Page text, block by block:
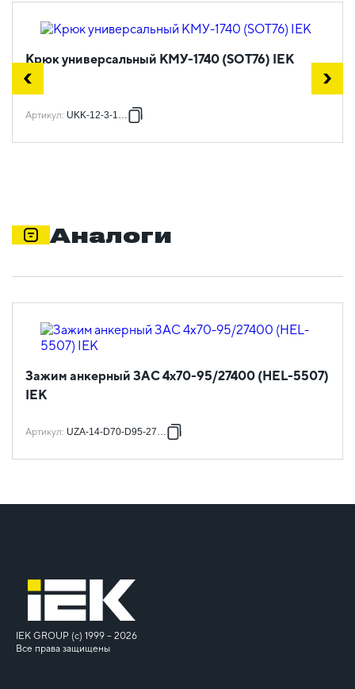
Крюк универсальный КМУ-1740 (SOT76) IEK
Артикул: UKK-12-3-1740
Аналоги
Зажим анкерный ЗАС 4х70-95/27400 (HEL-5507)
IEK
Артикул: UZA-14-D70-D95-27400
IEK GROUP (c) 1999 – 2026
Все права защищены